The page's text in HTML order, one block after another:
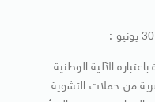
الآلية الوطنية
من حملات التشوية